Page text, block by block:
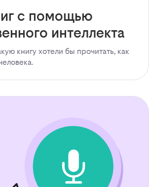
с помощью
интеллекта
книгу хотели бы прочитать, как